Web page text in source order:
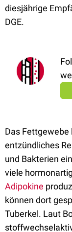
diesjährige
DGE.
Das Fettgewebe
entzündliches
und Bakterien
viele
Adipokine
können dort
Tuberkel. Laut